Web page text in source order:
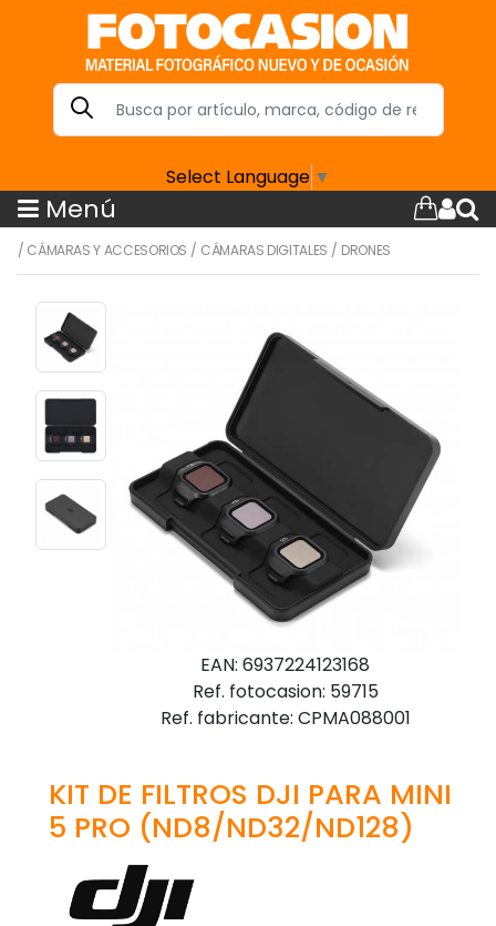
Select Language ▼
Menú
/ CÁMARAS Y ACCESORIOS / CÁMARAS DIGITALES / DRONES
EAN: 6937224123168
Ref. fotocasion: 59715
Ref. fabricante: CPMA088001
KIT DE FILTROS DJI PARA MINI
5 PRO (ND8/ND32/ND128)